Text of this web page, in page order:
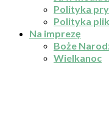
Polityka
Polityka
Na imprezę
Boże
Wielkanoc